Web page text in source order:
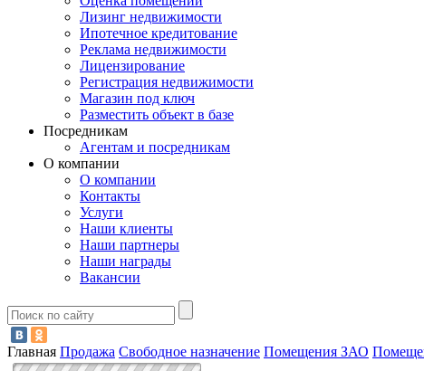
Лизинг недвижимости
Ипотечное кредитование
Реклама недвижимости
Лицензирование
Регистрация недвижимости
Магазин под ключ
Разместить объект в базе
Посредникам
Агентам и посредникам
О компании
О компании
Контакты
Услуги
Наши клиенты
Наши партнеры
Наши награды
Вакансии
Главная Продажа Свободное назначение Помещения ЗАО